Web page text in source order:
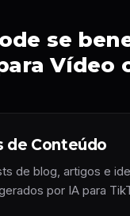
se
Vídeo
de Conteúdo
de blog, artigos e
por IA para